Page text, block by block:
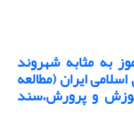
به مثابه شهروند
ایران (مطالعه
و پرورش،سند